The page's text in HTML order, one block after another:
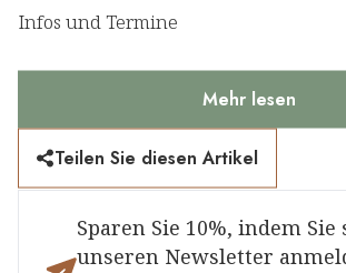
Infos und Termine
Mehr lesen
Teilen Sie diesen Artikel
Sparen Sie 10%, indem
unseren Newsletter